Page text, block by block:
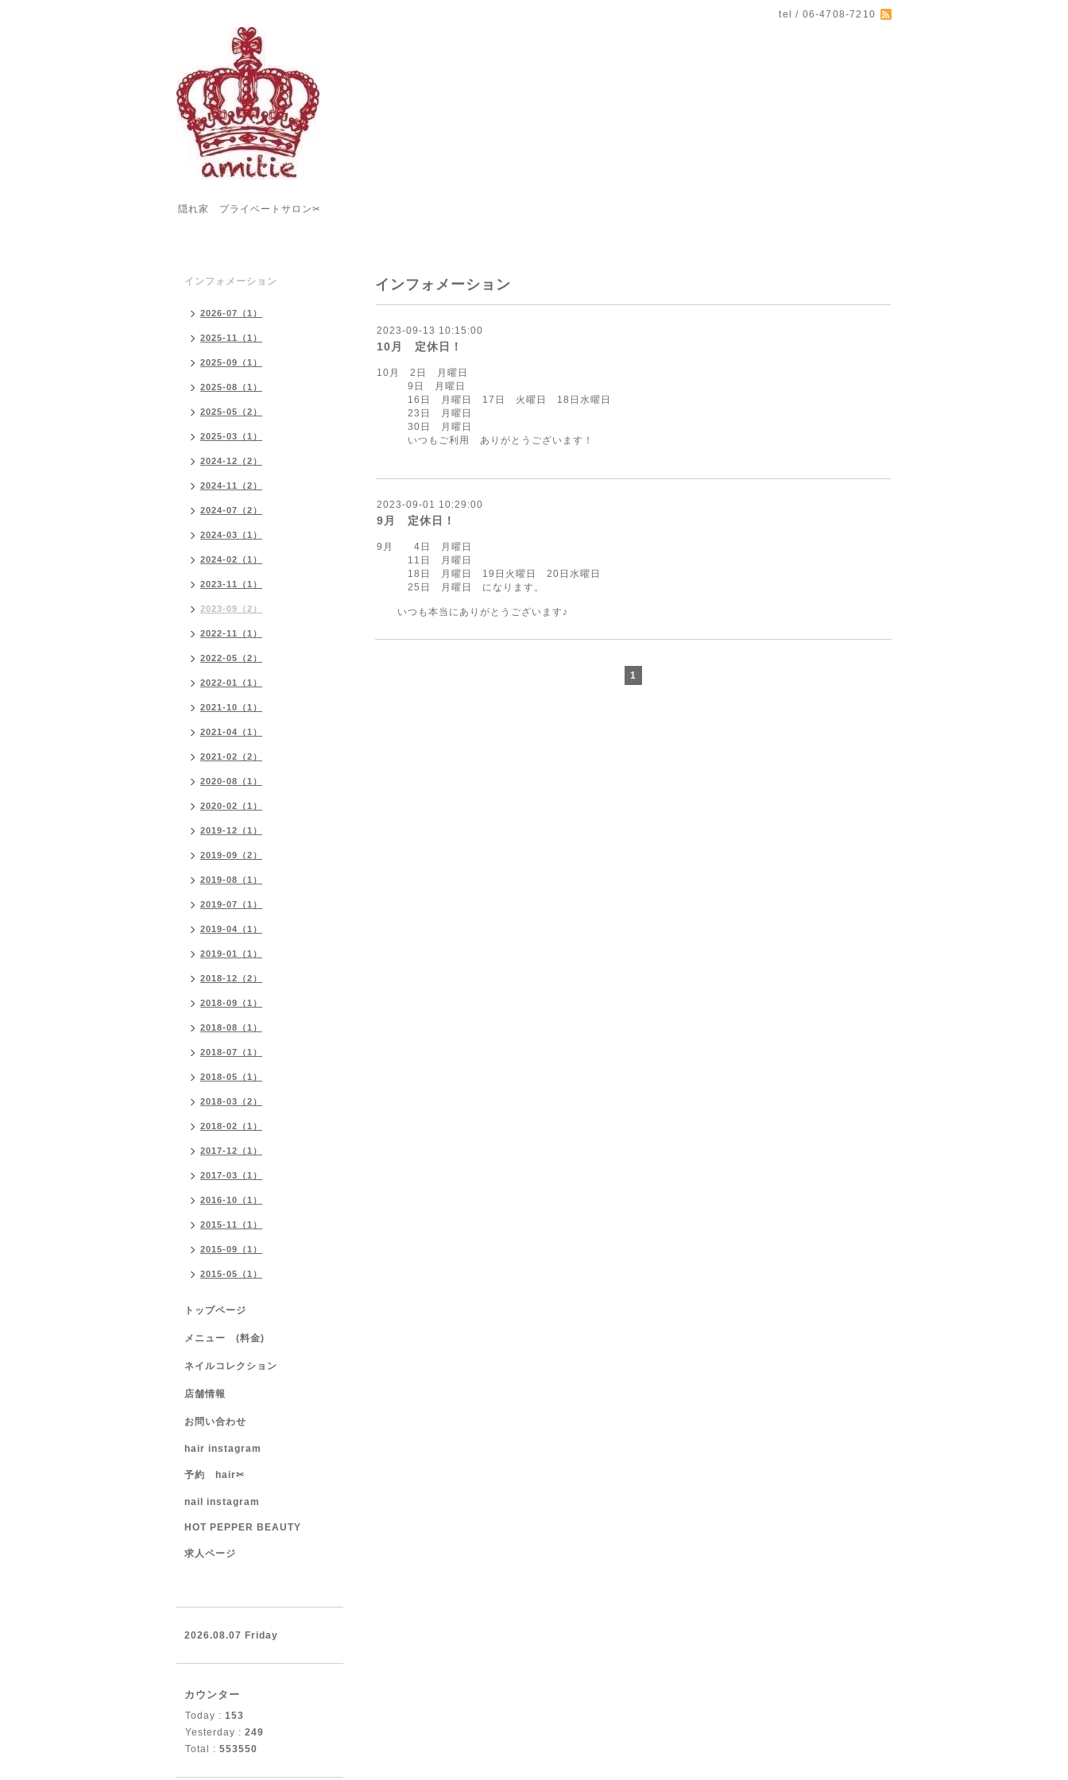
tel / 06-4708-7210
隠れ家 プライベートサロン✂︎
インフォメーション
2023-09-13 10:15:00
10月 定休日！
10月 2日 月曜日
9日 月曜日
16日 月曜日 17日 火曜日 18日水曜日
23日 月曜日
30日 月曜日
いつもご利用 ありがとうございます！
2023-09-01 10:29:00
9月 定休日！
9月 4日 月曜日
11日 月曜日
18日 月曜日 19日火曜日 20日水曜日
25日 月曜日 になります。
いつも本当にありがとうございます♪
1
インフォメーション
2026-07（1）
2025-11（1）
2025-09（1）
2025-08（1）
2025-05（2）
2025-03（1）
2024-12（2）
2024-11（2）
2024-07（2）
2024-03（1）
2024-02（1）
2023-11（1）
2023-09（2）
2022-11（1）
2022-05（2）
2022-01（1）
2021-10（1）
2021-04（1）
2021-02（2）
2020-08（1）
2020-02（1）
2019-12（1）
2019-09（2）
2019-08（1）
2019-07（1）
2019-04（1）
2019-01（1）
2018-12（2）
2018-09（1）
2018-08（1）
2018-07（1）
2018-05（1）
2018-03（2）
2018-02（1）
2017-12（1）
2017-03（1）
2016-10（1）
2015-11（1）
2015-09（1）
2015-05（1）
トップページ
メニュー (料金)
ネイルコレクション
店舗情報
お問い合わせ
hair instagram
予約 hair✂︎
nail instagram
HOT PEPPER BEAUTY
求人ページ
2026.08.07 Friday
カウンター
Today : 153
Yesterday : 249
Total : 553550